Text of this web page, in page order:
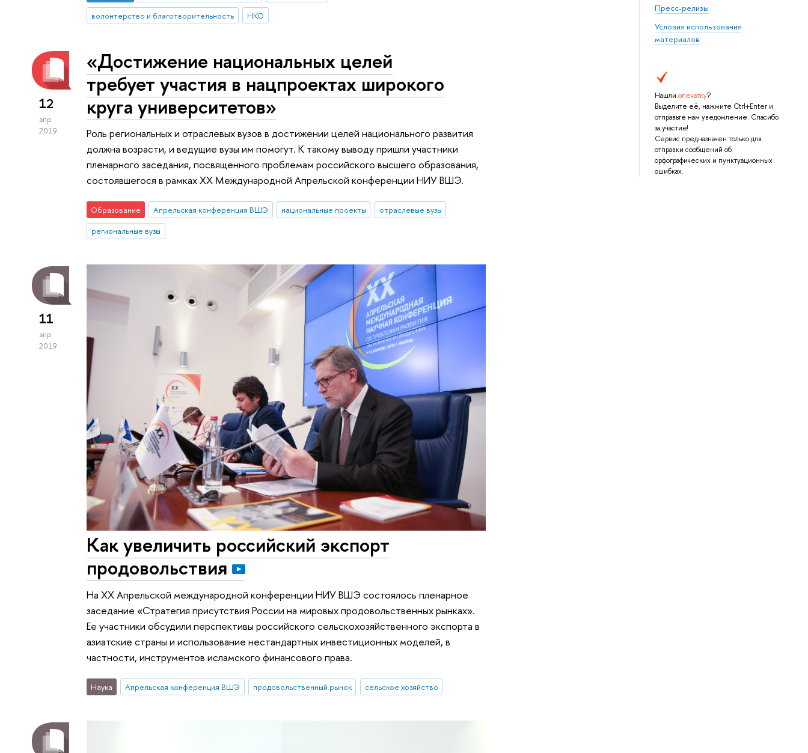
Пресс-релизы
Условия использования
материалов
Нашли опечатку?
Выделите её, нажмите Ctrl+Enter и
отправьте нам уведомление. Спасибо
за участие!
Сервис предназначен только для
отправки сообщений об
орфографических и пунктуационных
ошибках.
волонтерство и благотворительность
НКО
12
апр
2019
«Достижение национальных целей
требует участия в нацпроектах широкого
круга университетов»
Роль региональных и отраслевых вузов в достижении целей национального развития
должна возрасти, и ведущие вузы им помогут. К такому выводу пришли участники
пленарного заседания, посвященного проблемам российского высшего образования,
состоявшегося в рамках ХХ Международной Апрельской конференции НИУ ВШЭ.
Образование Апрельская конференция ВШЭ национальные проекты
отраслевые вузы
региональные вузы
11
апр
2019
Как увеличить российский экспорт
продовольствия
На XX Апрельской международной конференции НИУ ВШЭ состоялось пленарное
заседание «Стратегия присутствия России на мировых продовольственных рынках».
Ее участники обсудили перспективы российского сельскохозяйственного экспорта в
азиатские страны и использование нестандартных инвестиционных моделей, в
частности, инструментов исламского финансового права.
Наука Апрельская конференция ВШЭ продовольственный рынок сельское хозяйство